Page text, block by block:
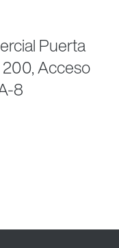
Puerta
Acceso
8